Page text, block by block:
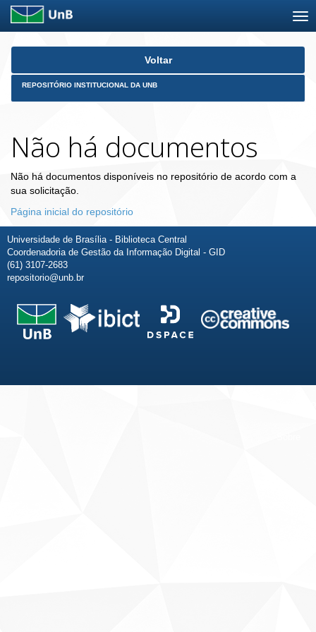
Skip
Voltar
REPOSITÓRIO INSTITUCIONAL DA UNB
Não há documentos
Não há documentos disponíveis no repositório de acordo com a
sua solicitação.
Página inicial do repositório
Universidade de Brasília - Biblioteca Central
Coordenadoria de Gestão da Informação Digital - GID
(61) 3107-2683
repositorio@unb.br